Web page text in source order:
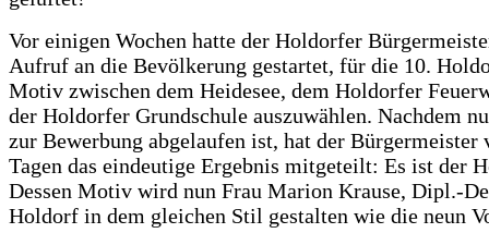
Vor einigen Wochen hatte der Holdorfer
Aufruf an die Bevölkerung gestartet, für die 10.
Motiv zwischen dem Heidesee, dem Holdorfer
der Holdorfer Grundschule auszuwählen. Nachdem
zur Bewerbung abgelaufen ist, hat der Bürgermeister
Tagen das eindeutige Ergebnis mitgeteilt: Es ist der
Dessen Motiv wird nun Frau Marion Krause, Dipl.-
Holdorf in dem gleichen Stil gestalten wie die neun